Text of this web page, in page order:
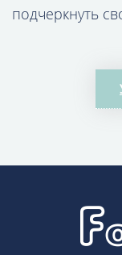
подчеркнуть
использует
при
стрелок,
циферблат